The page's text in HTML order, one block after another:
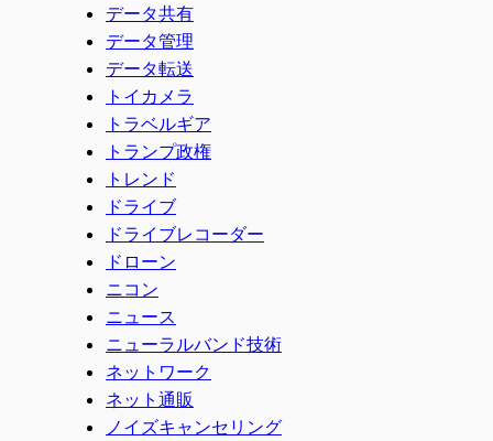
データ共有
データ管理
データ転送
トイカメラ
トラベルギア
トランプ政権
トレンド
ドライブ
ドライブレコーダー
ドローン
ニコン
ニュース
ニューラルバンド技術
ネットワーク
ネット通販
ノイズキャンセリング